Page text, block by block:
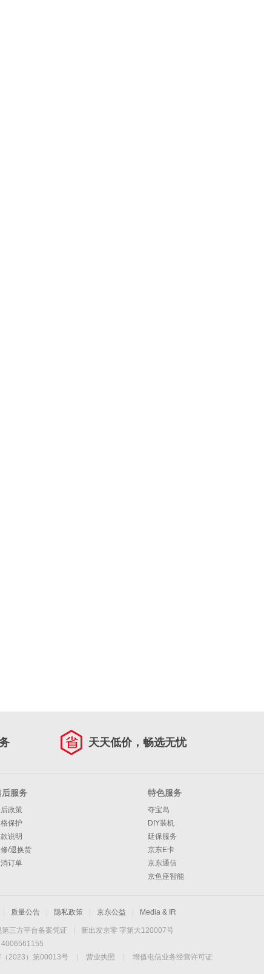
天天低价，畅选无忧
后服务
政策
保护
说明
/退换货
订单
特色服务
夺宝岛
DIY装机
延保服务
京东E卡
京东通信
京鱼座智能
质量公告 隐私政策 京东公益 Media & IR
三方平台备案凭证
新出发京零 字第大120007号
4006561155
（2023）第00013号 营业执照
增值电信业务经营许可证